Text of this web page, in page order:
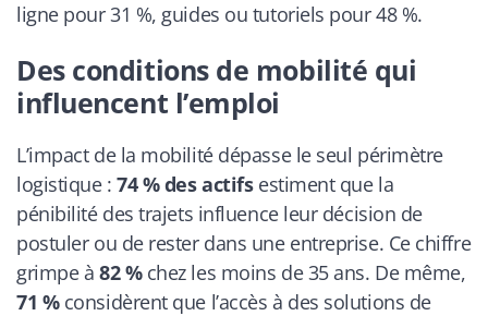
ligne pour 31 %, guides ou tutoriels pour 48 %.
Des conditions de mobilité qui
influencent l’emploi
L’impact de la mobilité dépasse le seul périmètre
logistique :74 % des actifsestiment que la
pénibilité des trajets influence leur décision de
postuler ou de rester dans une entreprise. Ce chiffre
grimpe à 82 %chez les moins de 35 ans. De même,
71 %considèrent que l’accès à des solutions de